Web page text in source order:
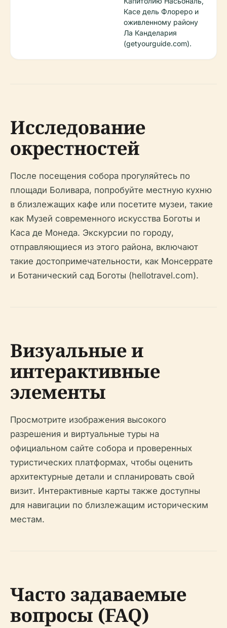
Касе дель Флореро и
оживленному району
Ла Канделария
(getyourguide.com).
Исследование
окрестностей
После посещения собора прогуляйтесь по
площади Боливара, попробуйте местную кухню
в близлежащих кафе или посетите музеи, такие
как Музей современного искусства Боготы и
Каса де Монеда. Экскурсии по городу,
отправляющиеся из этого района, включают
такие достопримечательности, как Монсеррате
и Ботанический сад Боготы (hellotravel.com).
Визуальные и
интерактивные
элементы
Просмотрите изображения высокого
разрешения и виртуальные туры на
официальном сайте собора и проверенных
туристических платформах, чтобы оценить
архитектурные детали и спланировать свой
визит. Интерактивные карты также доступны
для навигации по близлежащим историческим
местам.
Часто задаваемые
вопросы (FAQ)